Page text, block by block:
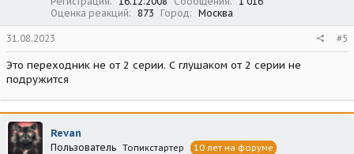
Оценка реакций
873 Город Москва
31.08.2023 #5
Это переходник не от 2 серии. С глушаком от 2 серии не
подружится
Revan
Пользователь Топикстартер 10 лет на форуме